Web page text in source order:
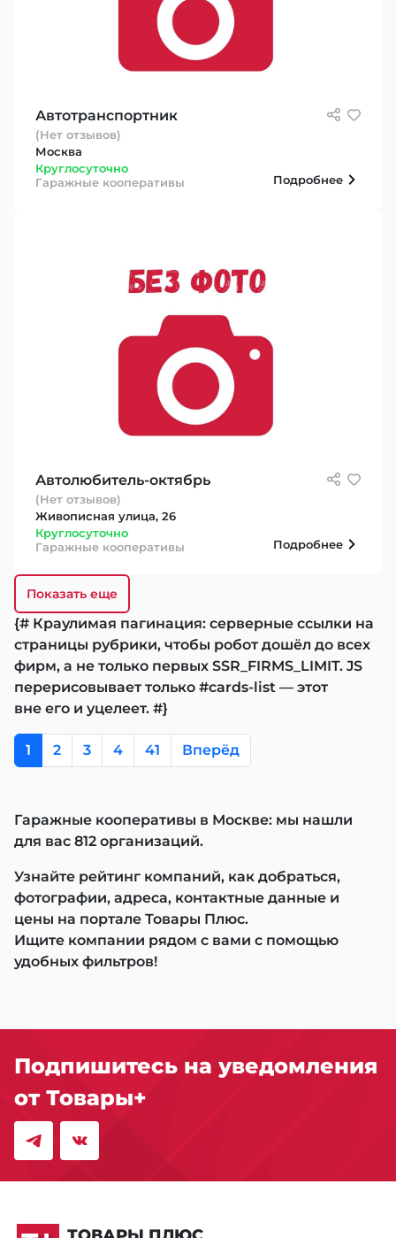
Автотранспортник
(Нет отзывов)
Москва
Круглосуточно
Гаражные кооперативы
Подробнее
Автолюбитель-октябрь
(Нет отзывов)
Живописная улица, 26
Круглосуточно
Гаражные кооперативы
Подробнее
Показать еще
{# Краулимая пагинация: серверные ссылки на
страницы рубрики, чтобы робот дошёл до всех
фирм, а не только первых SSR_FIRMS_LIMIT. JS
перерисовывает только #cards-list — этот
вне его и уцелеет. #}
1 2 3 4 41 Вперёд
Гаражные кооперативы в Москве: мы нашли
для вас 812 организаций.
Узнайте рейтинг компаний, как добраться,
фотографии, адреса, контактные данные и
цены на портале Товары Плюс.
Ищите компании рядом с вами с помощью
удобных фильтров!
Подпишитесь на уведомления
от Товары+